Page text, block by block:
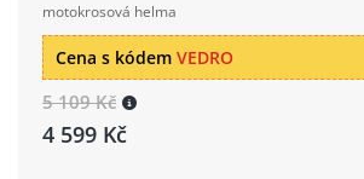
motokrosová helma
Cena s kódem VEDRO
5 109 Kč
4 599 Kč